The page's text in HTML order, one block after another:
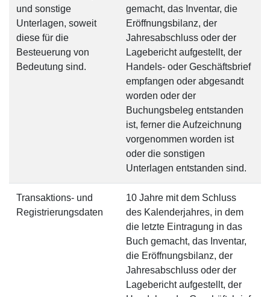
und sonstige
Unterlagen, soweit
diese für die
Besteuerung von
Bedeutung sind.
gemacht, das Inventar, die
Eröffnungsbilanz, der
Jahresabschluss oder der
Lagebericht aufgestellt, der
Handels- oder Geschäftsbrief
empfangen oder abgesandt
worden oder der
Buchungsbeleg entstanden
ist, ferner die Aufzeichnung
vorgenommen worden ist
oder die sonstigen
Unterlagen entstanden sind.
Transaktions- und
Registrierungsdaten
10 Jahre mit dem Schluss
des Kalenderjahres, in dem
die letzte Eintragung in das
Buch gemacht, das Inventar,
die Eröffnungsbilanz, der
Jahresabschluss oder der
Lagebericht aufgestellt, der